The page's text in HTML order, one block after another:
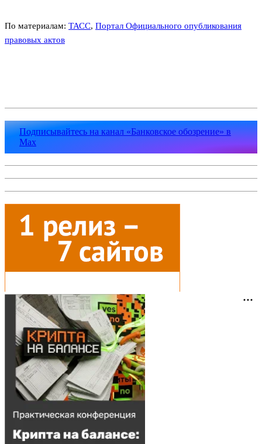
По материалам: ТАСС, Портал Официального опубликования
правовых актов
Подписывайтесь на канал «Банковское обозрение» в
Max